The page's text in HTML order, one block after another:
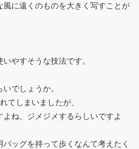
風に遠くのものを大きく写すことが
やすそうな技法です。
でしょうか。
てしまいましたが、
よね、ジメジメするらしいですよ
ッグを持って歩くなんて考えたく